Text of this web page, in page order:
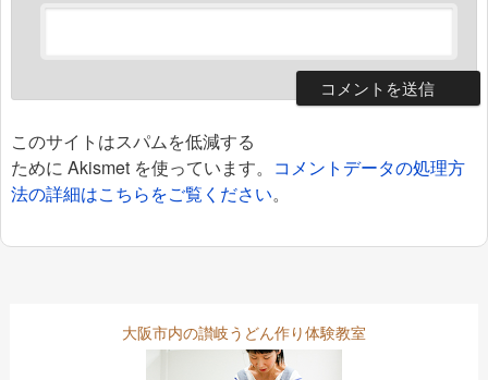
このサイトはスパムを低減する
ために Akismet を使っています。 コメントデータの処理方
法の詳細はこちらをご覧ください。
大阪市内の讃岐うどん作り体験教室